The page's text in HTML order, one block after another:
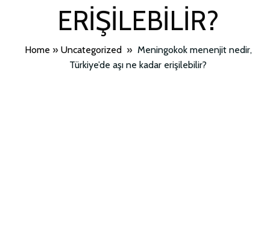
ERIŞILEBILIR?
Home » Uncategorized » Meningokok menenjit nedir,
Türkiye’de aşı ne kadar erişilebilir?